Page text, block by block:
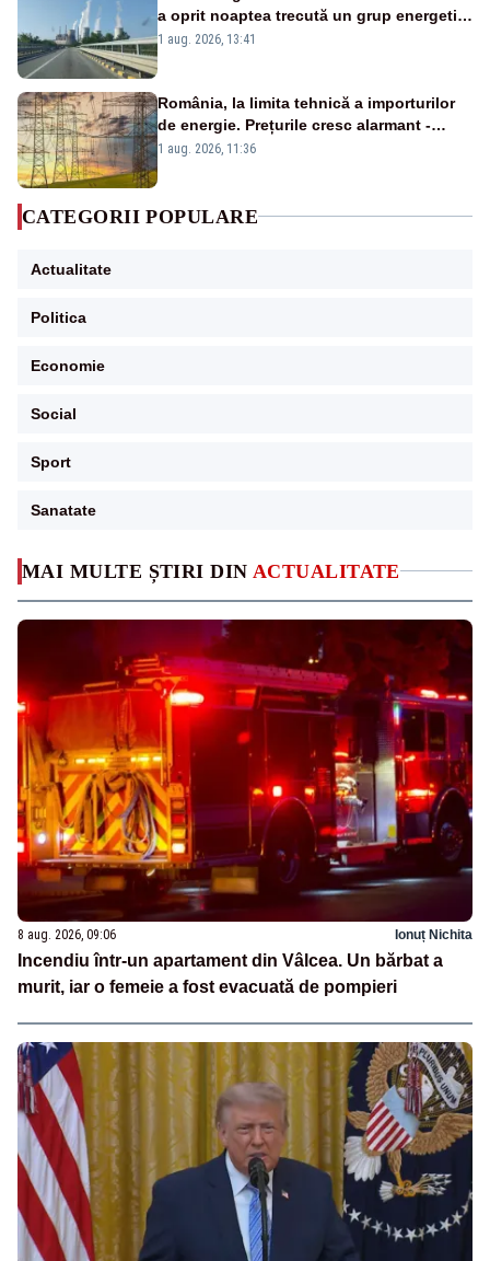
MAI MULTE ȘTIRI DIN ACTUALITATE
8 aug. 2026, 09:06 Ionuț Nichita
Incendiu într-un apartament din Vâlcea. Un bărbat a
murit, iar o femeie a fost evacuată de pompieri
a oprit noaptea trecută un grup energetic
de la Rovinari
1 aug. 2026, 13:41
România, la limita tehnică a importurilor
de energie. Prețurile cresc alarmant -
Analiză Realitatea Plus
1 aug. 2026, 11:36
CATEGORII POPULARE
Actualitate
Politica
Economie
Social
Sport
Sanatate